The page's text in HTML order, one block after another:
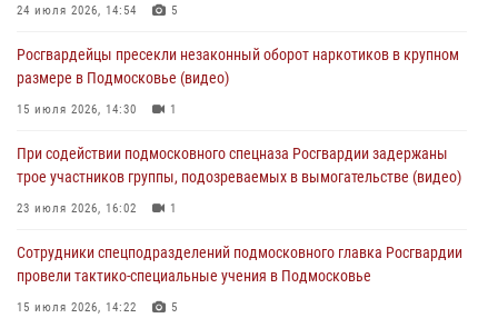
отработали навыки огневой подготовки на комплексных учениях
04 августа 2026, 12:21 4
сигналам «Тревога» с охраняемых объектов в Подмосковье
04 августа 2026, 12:15
24 июля 2026, 14:54 5
Росгвардейцы пресекли незаконный оборот наркотиков в крупном
размере в Подмосковье (видео)
15 июля 2026, 14:30 1
При содействии подмосковного спецназа Росгвардии задержаны
трое участников группы, подозреваемых в вымогательстве (видео)
23 июля 2026, 16:02 1
Сотрудники спецподразделений подмосковного главка Росгвардии
провели тактико-специальные учения в Подмосковье
15 июля 2026, 14:22 5